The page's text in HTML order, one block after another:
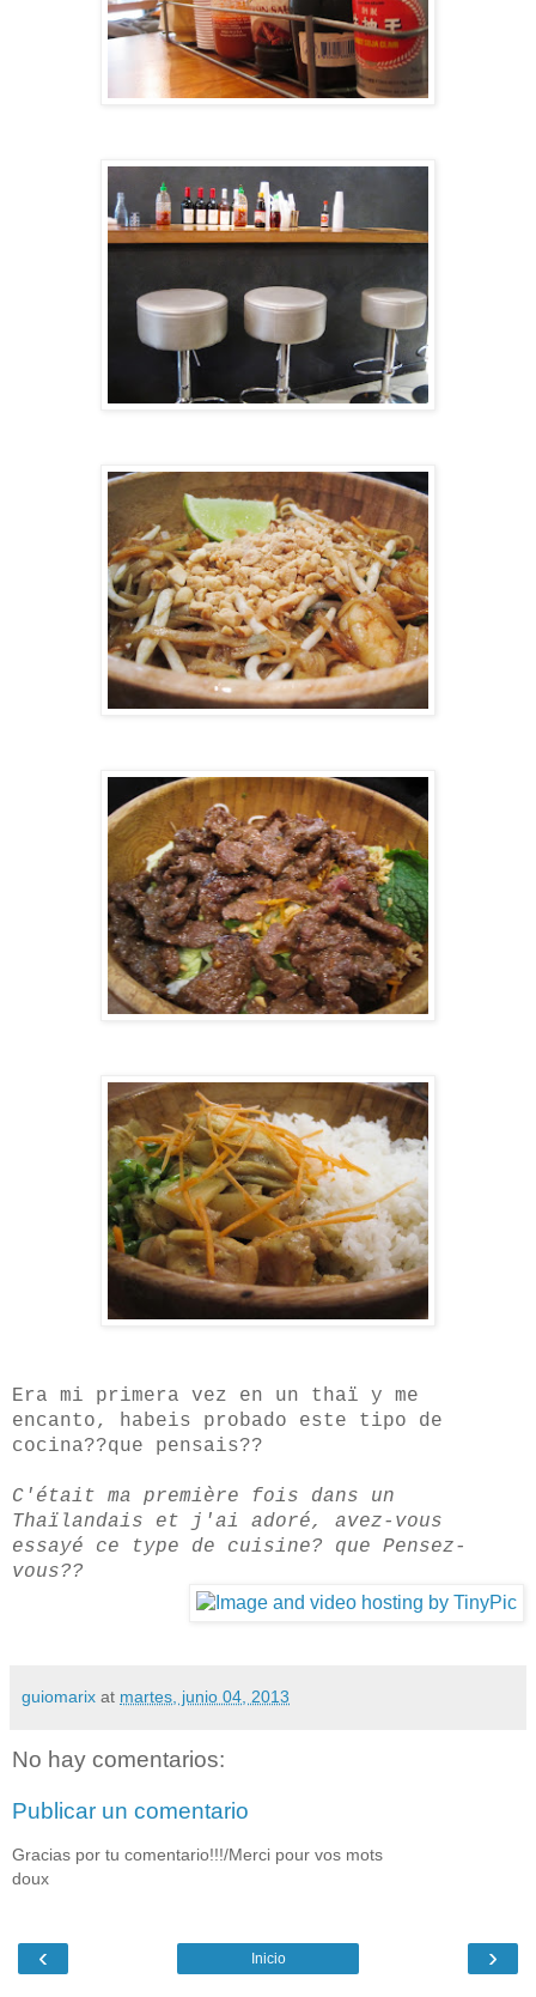
Era mi primera vez en un thaï y me
encanto, habeis probado este tipo de
cocina??que pensais??
C'était ma première fois dans un
Thaïlandais et j'ai adoré, avez-vous
essayé ce type de cuisine? que Pensez-
vous??
guiomarix at martes, junio 04, 2013
No hay comentarios:
Publicar un comentario
Gracias por tu comentario!!!/Merci pour vos mots
doux
‹ ›
Inicio